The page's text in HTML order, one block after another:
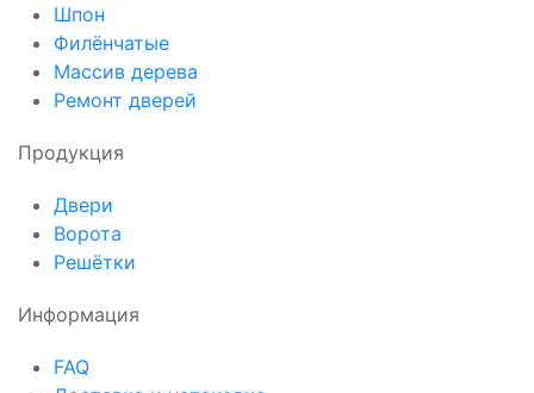
Шпон
Филёнчатые
Массив дерева
Ремонт дверей
Продукция
Двери
Ворота
Решётки
Информация
FAQ